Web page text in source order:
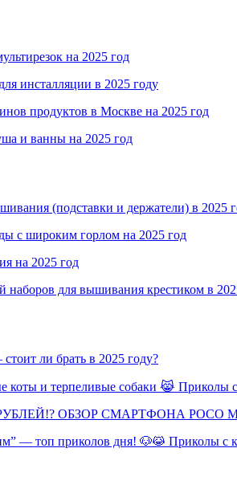
на 2025 год
инсталляции в 2025 году
продуктов в Москве на 2025 год
и ванны на 2025 год
(подставки и держатели) в 2025
с широким горлом на 2025 год
на 2025 год
наборов для вышивания крестиком в
ли брать в 2025 году?
коты и терпеливые собаки 😹 Приколы
ОБЗОР СМАРТФОНА POCO
— топ приколов дня! 🐶😹 Приколы с